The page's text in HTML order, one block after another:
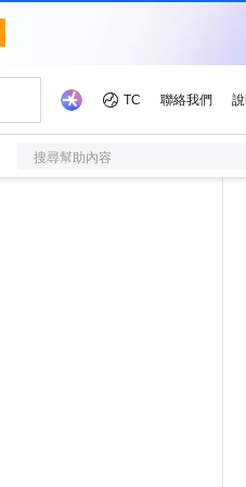
搜尋幫助內容